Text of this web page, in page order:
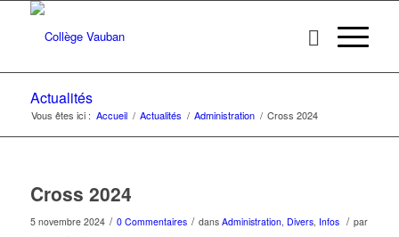
Actualités
Vous êtes ici : Accueil / Actualités / Administration / Cross 2024
Cross 2024
5 novembre 2024 / 0 Commentaires / dans Administration, Divers, Infos / par